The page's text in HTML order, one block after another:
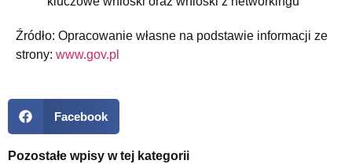
Źródło: Opracowanie własne na podstawie informacji ze
strony: www.gov.pl
Facebook
Pozostałe wpisy w tej kategorii